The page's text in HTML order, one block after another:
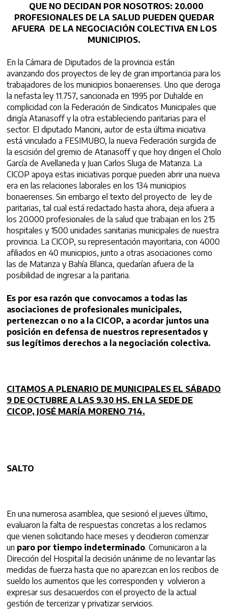
QUE NO DECIDAN POR NOSOTROS: 20.000
PROFESIONALES DE LA SALUD PUEDEN QUEDAR
AFUERA DE LA NEGOCIACIÓN COLECTIVA EN LOS
MUNICIPIOS.
En la Cámara de Diputados de la provincia están
avanzando dos proyectos de ley de gran importancia para los
trabajadores de los municipios bonaerenses. Uno que deroga
la nefasta ley 11.757, sancionada en 1995 por Duhalde en
complicidad con la Federación de Sindicatos Municipales que
dirigía Atanasoff y la otra estableciendo paritarias para el
sector. El diputado Mancini, autor de esta última iniciativa
está vinculado a FESIMUBO, la nueva Federación surgida de
la escisión del gremio de Atanasoff y que hoy dirigen el Cholo
García de Avellaneda y Juan Carlos Sluga de Matanza. La
CICOP apoya estas iniciativas porque pueden abrir una nueva
era en las relaciones laborales en los 134 municipios
bonaerenses. Sin embargo el texto del proyecto de ley de
paritarias, tal cual está redactado hasta ahora, deja afuera a
los 20.000 profesionales de la salud que trabajan en los 215
hospitales y 1500 unidades sanitarias municipales de nuestra
provincia. La CICOP, su representación mayoritaria, con 4000
afiliados en 40 municipios, junto a otras asociaciones como
las de Matanza y Bahía Blanca, quedarían afuera de la
posibilidad de ingresar a la paritaria.
Es por esa razón que convocamos a todas las
asociaciones de profesionales municipales,
pertenezcan o no a la CICOP, a acordar juntos una
posición en defensa de nuestros representados y
sus legítimos derechos a la negociación colectiva.
CITAMOS A PLENARIO DE MUNICIPALES EL SÁBADO
9 DE OCTUBRE A LAS 9.30 HS. EN LA SEDE DE
CICOP, JOSÉ MARÍA MORENO 714.
SALTO
En una numerosa asamblea, que sesionó el jueves último,
evaluaron la falta de respuestas concretas a los reclamos
que vienen solicitando hace meses y decidieron comenzar
un paro por tiempo indeterminado. Comunicaron a la
Dirección del Hospital la decisión unánime de no levantar las
medidas de fuerza hasta que no aparezcan en los recibos de
sueldo los aumentos que les corresponden y volvieron a
expresar sus desacuerdos con el proyecto de la actual
gestión de tercerizar y privatizar servicios.